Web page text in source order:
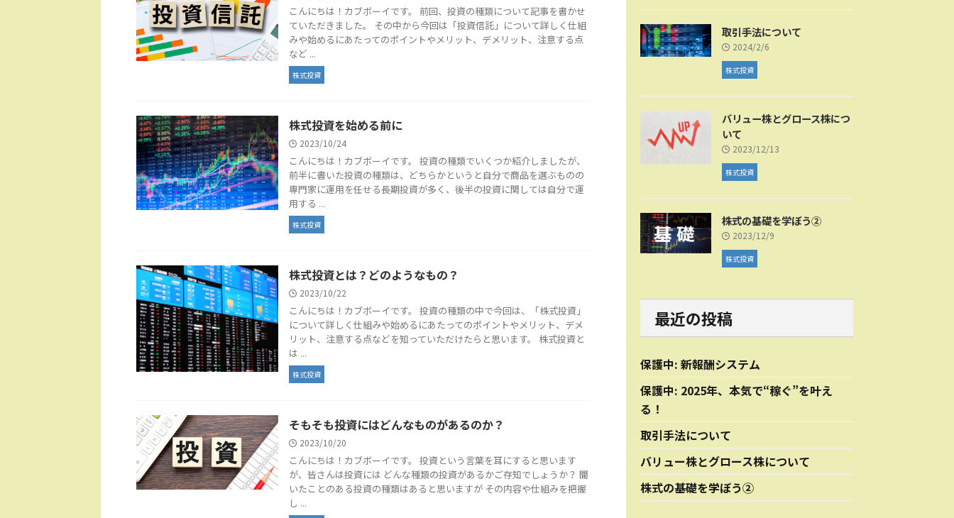
こんにちは！カブボーイです。 前回、投資の種類について記事を書かせ
ていただきました。 その中から今回は「投資信託」について詳しく仕組
みや始めるにあたってのポイントやメリット、デメリット、注意する点
など ...
株式投資
株式投資を始める前に
2023/10/24
こんにちは！カブボーイです。 投資の種類でいくつか紹介しましたが、
前半に書いた投資の種類は、どちらかというと自分で商品を選ぶものの
専門家に運用を任せる長期投資が多く、後半の投資に関しては自分で運
用する ...
株式投資
株式投資とは？どのようなもの？
2023/10/22
こんにちは！カブボーイです。 投資の種類の中で今回は、「株式投資」
について詳しく仕組みや始めるにあたってのポイントやメリット、デメ
リット、注意する点などを知っていただけたらと思います。 株式投資と
は ...
株式投資
そもそも投資にはどんなものがあるのか？
2023/10/20
こんにちは！カブボーイです。 投資という言葉を耳にすると思います
が、皆さんは投資には どんな種類の投資があるかご存知でしょうか？ 聞
いたことのある投資の種類はあると思いますが その内容や仕組みを把握
し ...
取引手法について
2024/2/6
株式投資
バリュー株とグロース株につ
いて
2023/12/13
株式投資
株式の基礎を学ぼう②
2023/12/9
株式投資
最近の投稿
保護中: 新報酬システム
保護中: 2025年、本気で“稼ぐ”を叶え
る！
取引手法について
バリュー株とグロース株について
株式の基礎を学ぼう②